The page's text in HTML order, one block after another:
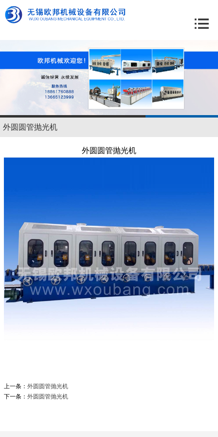
外圆圆管抛光机
外圆圆管抛光机
上一条： 外圆圆管抛光机
下一条： 外圆圆管抛光机